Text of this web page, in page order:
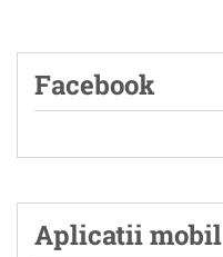
Facebook
Aplicatii mobil